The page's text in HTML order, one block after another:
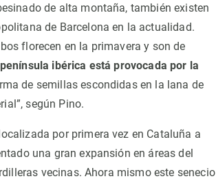
de alta montaña, también existen
de Barcelona en la actualidad.
florecen en la primavera y son de
ibérica está provocada por la
de semillas escondidas en la lana de
según Pino.
por primera vez en Cataluña a
una gran expansión en áreas del
vecinas. Ahora mismo este senecio